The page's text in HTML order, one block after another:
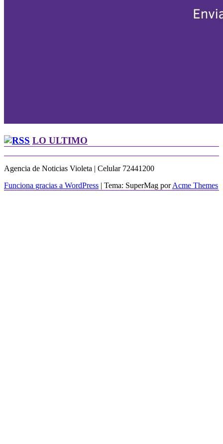
LO ULTIMO
Agencia de Noticias Violeta | Celular 72441200
Funciona gracias a WordPress | Tema: SuperMag porAcme Themes